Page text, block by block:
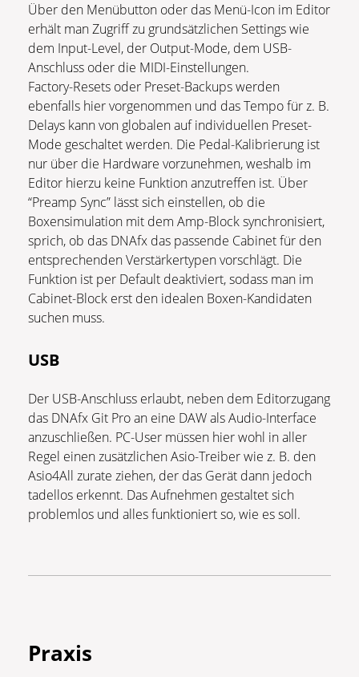
Über den Menübutton oder das Menü-Icon im Editor
erhält man Zugriff zu grundsätzlichen Settings wie
dem Input-Level, der Output-Mode, dem USB-
Anschluss oder die MIDI-Einstellungen.
Factory-Resets oder Preset-Backups werden
ebenfalls hier vorgenommen und das Tempo für z. B.
Delays kann von globalen auf individuellen Preset-
Mode geschaltet werden. Die Pedal-Kalibrierung ist
nur über die Hardware vorzunehmen, weshalb im
Editor hierzu keine Funktion anzutreffen ist. Über
“Preamp Sync” lässt sich einstellen, ob die
Boxensimulation mit dem Amp-Block synchronisiert,
sprich, ob das DNAfx das passende Cabinet für den
entsprechenden Verstärkertypen vorschlägt. Die
Funktion ist per Default deaktiviert, sodass man im
Cabinet-Block erst den idealen Boxen-Kandidaten
suchen muss.
USB
Der USB-Anschluss erlaubt, neben dem Editorzugang
das DNAfx Git Pro an eine DAW als Audio-Interface
anzuschließen. PC-User müssen hier wohl in aller
Regel einen zusätzlichen Asio-Treiber wie z. B. den
Asio4All zurate ziehen, der das Gerät dann jedoch
tadellos erkennt. Das Aufnehmen gestaltet sich
problemlos und alles funktioniert so, wie es soll.
Praxis